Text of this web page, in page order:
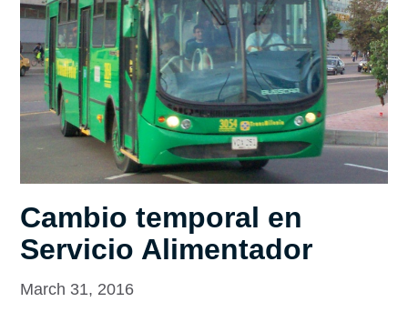
Cambio temporal en
Servicio Alimentador
March 31, 2016